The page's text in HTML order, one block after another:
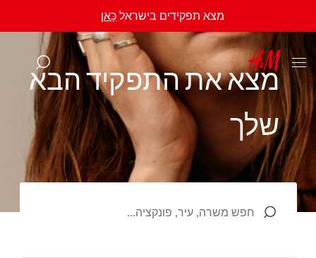
מצאאתהתפקידהבא
שלך
מצא תפקידים בישראל כָּאן